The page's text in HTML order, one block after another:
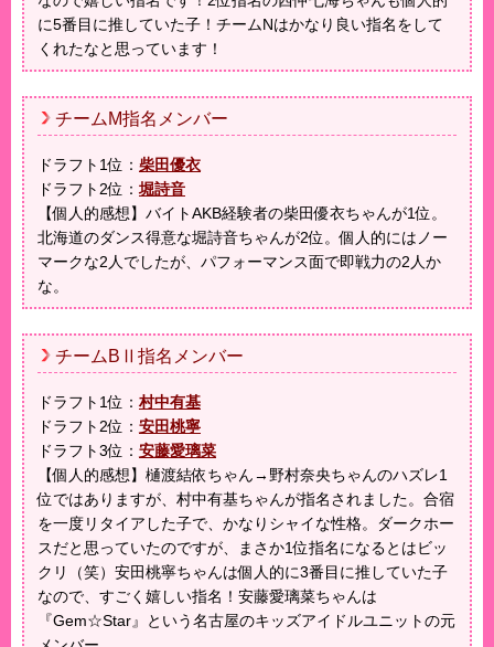
に5番目に推していた子！チームNはかなり良い指名をして
くれたなと思っています！
チームM指名メンバー
ドラフト1位： 柴田優衣
ドラフト2位： 堀詩音
【個人的感想】バイトAKB経験者の柴田優衣ちゃんが1位。
北海道のダンス得意な堀詩音ちゃんが2位。個人的にはノー
マークな2人でしたが、パフォーマンス面で即戦力の2人か
な。
チームBⅡ指名メンバー
ドラフト1位： 村中有基
ドラフト2位： 安田桃寧
ドラフト3位： 安藤愛璃菜
【個人的感想】樋渡結依ちゃん→野村奈央ちゃんのハズレ1
位ではありますが、村中有基ちゃんが指名されました。合宿
を一度リタイアした子で、かなりシャイな性格。ダークホー
スだと思っていたのですが、まさか1位指名になるとはビッ
クリ（笑）安田桃寧ちゃんは個人的に3番目に推していた子
なので、すごく嬉しい指名！安藤愛璃菜ちゃんは
『Gem☆Star』という名古屋のキッズアイドルユニットの元